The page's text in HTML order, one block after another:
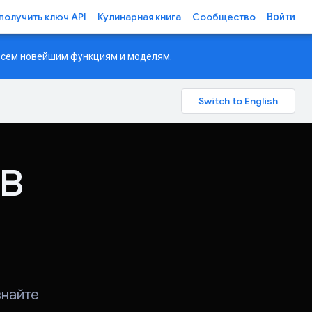
ключ API Кулинарная книга Сообщество Войти
новейшим функциям и моделям.